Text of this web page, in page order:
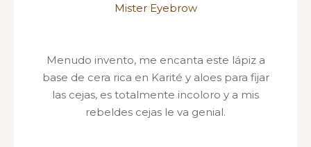
Mister Eyebrow
Menudo invento, me encanta este lápiz a
base de cera rica en Karité y aloes para fijar
las cejas, es totalmente incoloro y a mis
rebeldes cejas le va genial.